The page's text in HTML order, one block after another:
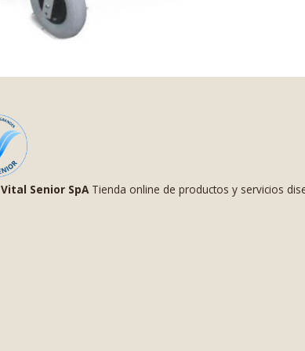
Vital Senior SpATienda online de productos y servicios